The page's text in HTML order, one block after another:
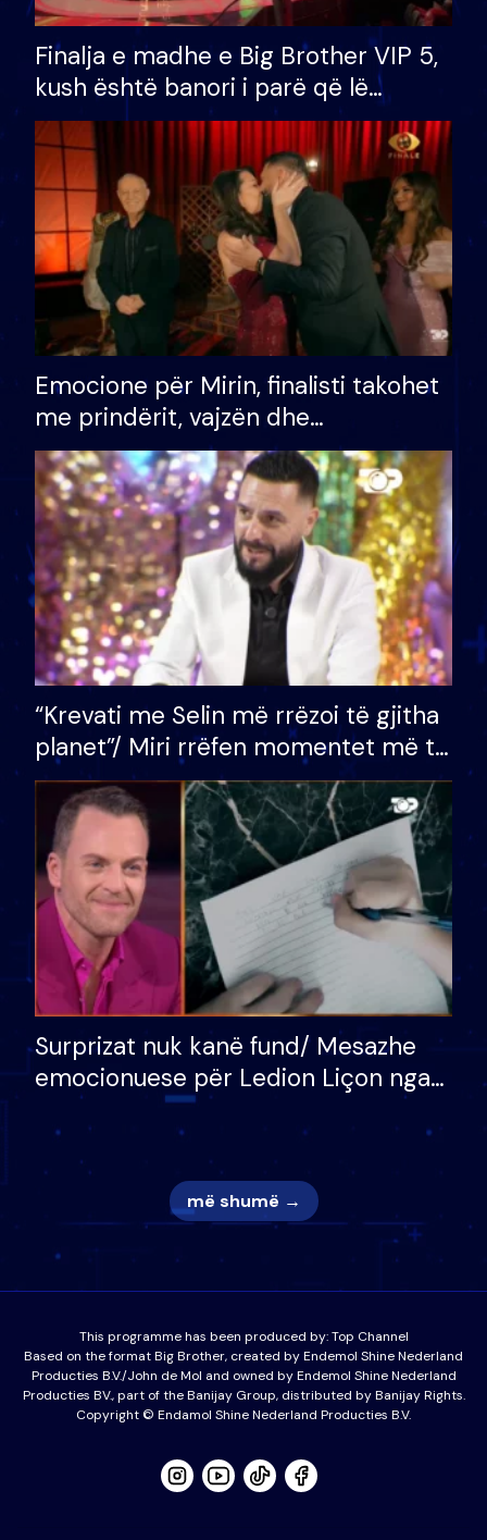
Finalja e madhe e Big Brother VIP 5,
kush është banori i parë që lë
shtëpinë dhe humb mundësinë për
të fituar çmimin e madh
Emocione për Mirin, finalisti takohet
me prindërit, vajzën dhe
bashkëshorten: S’kemi ndonjë letër
divorci apo jo?
“Krevati me Selin më rrëzoi të gjitha
planet”/ Miri rrëfen momentet më të
bukura në shtëpinë e BB VIP: Do më
mungojë zilja e mëngjesit kur…
Surprizat nuk kanë fund/ Mesazhe
emocionuese për Ledion Liçon nga
nëna dhe fëmijët e tij, moderatori
nuk i mban dot lotët: Nuk meritoj…
më shumë →
This programme has been produced by:Top Channel
Based on the format Big Brother, created by Endemol Shine Nederland
Producties B.V./John de Mol and owned by Endemol Shine Nederland
Producties BV., part of the Banijay Group, distributed by Banijay Rights.
Copyright © Endamol Shine Nederland Producties B.V.